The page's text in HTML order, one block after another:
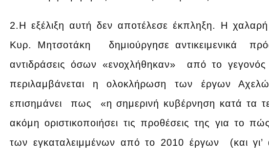
2.Η εξέλιξη αυτή δεν αποτέλεσε έκπληξη. Η
Κυρ. Μητσοτάκη δημιούργησε αντικειμενικά
αντιδράσεις όσων «ενοχλήθηκαν» από το
περιλαμβάνεται η ολοκλήρωση των έργων
επισημάνει πως «η σημερινή κυβέρνηση κατά τα
ακόμη οριστικοποιήσει τις προθέσεις της για το
των εγκαταλειμμένων από το 2010 έργων (και γι’